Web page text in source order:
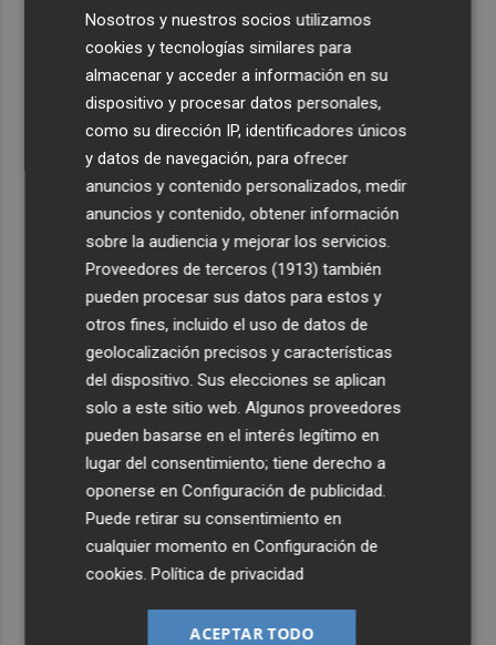
Últimas Noticias
Castelló acelera el montaje de la infraestructura en las
playas y el Planetari del eclipse para convertirlo en "un
evento histórico"
Ruegan precaución con el baño en 13 playas de Águilas,
Cartagena, Calnegre y San Javier
Israel rechaza el plan de 15 puntos para Gaza impulsado
por EEUU
De Frida Kahlo a Kubrick: un repaso por los eclipses de
la cultura
El Villarreal cierra la pretemporada con buenas
sensaciones y Ayoze como goleador
Nosotros y nuestros socios utilizamos
cookies y tecnologías similares para
almacenar y acceder a información en su
dispositivo y procesar datos personales,
como su dirección IP, identificadores únicos
y datos de navegación, para ofrecer
anuncios y contenido personalizados, medir
anuncios y contenido, obtener información
sobre la audiencia y mejorar los servicios.
Proveedores de terceros (1913) también
pueden procesar sus datos para estos y
otros fines, incluido el uso de datos de
geolocalización precisos y características
del dispositivo. Sus elecciones se aplican
solo a este sitio web. Algunos proveedores
pueden basarse en el interés legítimo en
lugar del consentimiento; tiene derecho a
oponerse enConfiguración de publicidad
Puede retirar su consentimiento en
cualquier momento enConfiguración de
cookies .Política de privacidad
ACEPTAR TODO